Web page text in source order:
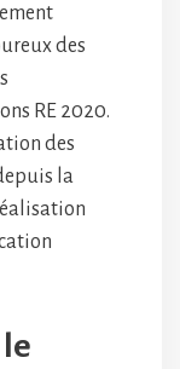
des
RE 2020.
des
la